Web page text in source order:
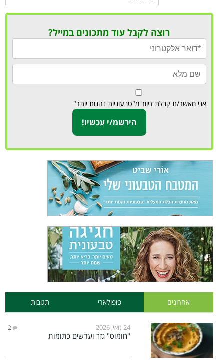
רוצה לקבל עוד מתכונים במייל?
אני מאשר/ת קבלת דיוור מ"טבעוניות נהנות יותר"
אחרונים פופולארי תגובות
24 מאי, 2026 2
"חומוס" גזר ועדשים כתומות